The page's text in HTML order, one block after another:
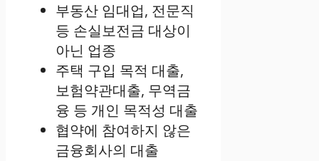
부동산 임대업, 전문직
등 손실보전금 대상이
아닌 업종
주택 구입 목적 대출,
보험약관대출, 무역금
융 등 개인 목적성 대출
협약에 참여하지 않은
금융회사의 대출